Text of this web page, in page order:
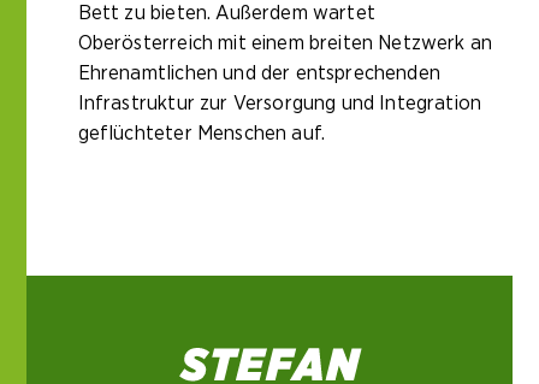
Bett zu bieten. Außerdem wartet
Oberösterreich mit einem breiten Netzwerk an
Ehrenamtlichen und der entsprechenden
Infrastruktur zur Versorgung und Integration
geflüchteter Menschen auf.